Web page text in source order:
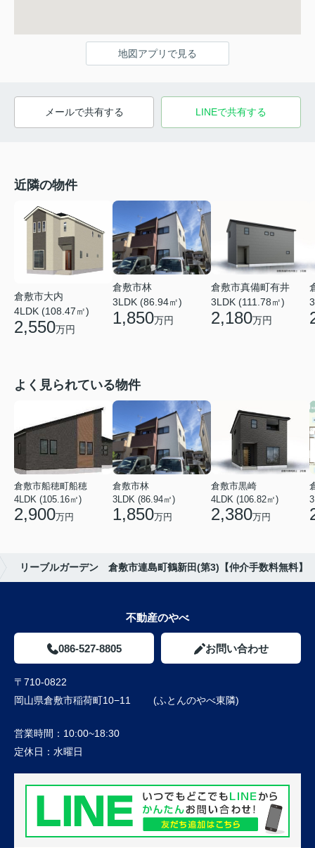
地図アプリで見る
メールで共有する LINEで共有する
近隣の物件
倉敷市大内
4LDK (108.47㎡)
2,550万円
倉敷市林
3LDK (86.94㎡)
1,850万円
倉敷市真備町有井
3LDK (111.78㎡)
2,180万円
よく見られている物件
倉敷市船穂町船穂
4LDK (105.16㎡)
2,900万円
倉敷市林
3LDK (86.94㎡)
1,850万円
倉敷市黒崎
4LDK (106.82㎡)
2,380万円
リーブルガーデン 倉敷市連島町鶴新田(第3)【仲介手数料無料】
不動産のやべ
086-527-8805 お問い合わせ
〒710-0822
岡山県倉敷市稲荷町10−11 (ふとんのやべ東隣)
営業時間： 10:00~18:30
定休日： 水曜日